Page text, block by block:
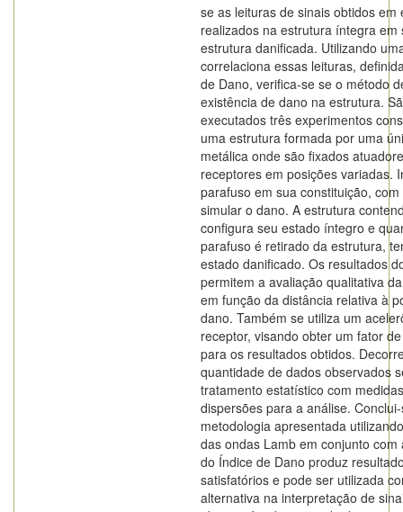
se as leituras de sinais obtidos em
realizados na estrutura íntegra em
estrutura danificada. Utilizando
correlaciona essas leituras,
de Dano, verifica-se se o método
existência de dano na estrutura.
executados três experimentos
uma estrutura formada por uma
metálica onde são fixados
receptores em posições variadas.
parafuso em sua constituição,
simular o dano. A estrutura
configura seu estado íntegro e
parafuso é retirado da estrutura,
estado danificado. Os resultados
permitem a avaliação qualitativa
em função da distância relativa à
dano. Também se utiliza um
receptor, visando obter um fator
para os resultados obtidos.
quantidade de dados observados
tratamento estatístico com
dispersões para a análise.
metodologia apresentada
das ondas Lamb em conjunto com
do Índice de Dano produz
satisfatórios e pode ser utilizada
alternativa na interpretação de